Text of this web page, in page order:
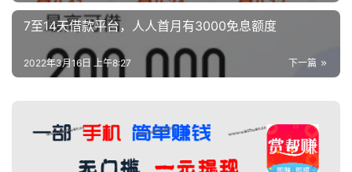
7至14天借款平台，人人首月有3000免息额度
下一篇
2022年3月16日 上午8:27